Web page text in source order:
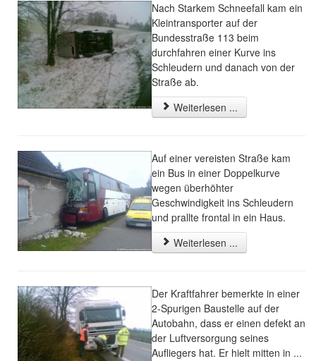
Nach Starkem Schneefall kam ein
Kleintransporter auf der
Bundesstraße 113 beim
durchfahren einer Kurve ins
Schleudern und danach von der
Straße ab.
Weiterlesen ...
Auf einer vereisten Straße kam
ein Bus in einer Doppelkurve
wegen überhöhter
Geschwindigkeit ins Schleudern
und prallte frontal in ein Haus.
Weiterlesen ...
Der Kraftfahrer bemerkte in einer
2-Spurigen Baustelle auf der
Autobahn, dass er einen defekt an
der Luftversorgung seines
Aufliegers hat. Er hielt mitten in ...